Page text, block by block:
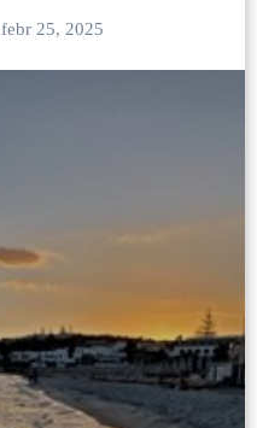
febr 25, 2025